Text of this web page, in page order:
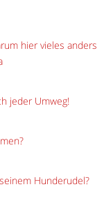
hier vieles anders
jeder Umweg!
Hunderudel?